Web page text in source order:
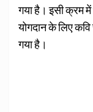
गया है। इसी क्रम में
योगदान के लिए कवि
गया है।